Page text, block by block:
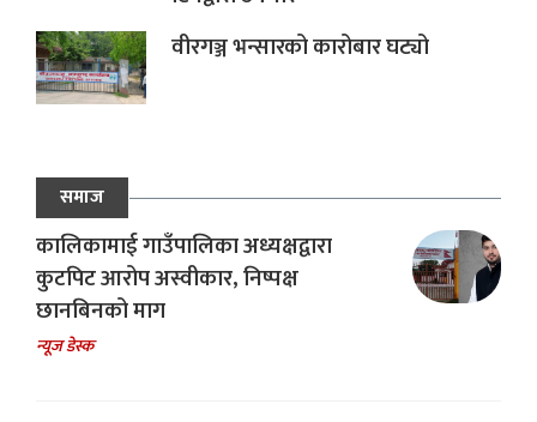
वीरगञ्ज भन्सारको कारोबार घट्यो
समाज
कालिकामाई गाउँपालिका अध्यक्षद्वारा
कुटपिट आरोप अस्वीकार, निष्पक्ष
छानबिनको माग
न्यूज डेस्क